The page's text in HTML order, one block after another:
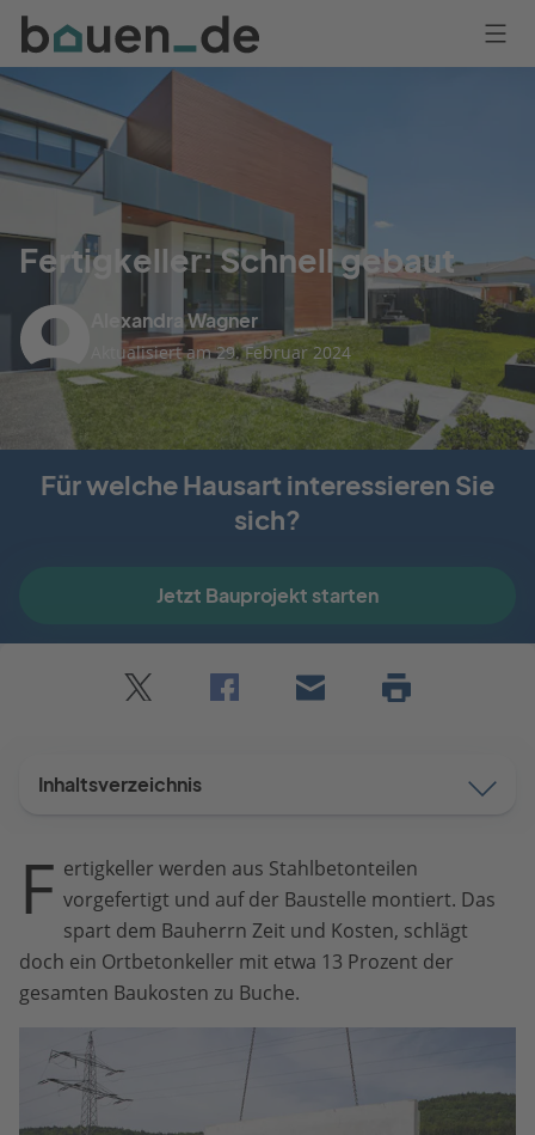
Bauen
Logo
Anmelden
Fertigkeller: Schnell gebaut
Alexandra Wagner
Aktualisiert am 29. Februar 2024
Für welche Hausart interessieren Sie
sich?
Jetzt Bauprojekt starten
Inhaltsverzeichnis
F ertigkeller werden aus Stahlbetonteilen
vorgefertigt und auf der Baustelle montiert. Das
spart dem Bauherrn Zeit und Kosten, schlägt
doch ein Ortbetonkeller mit etwa 13 Prozent der
gesamten Baukosten zu Buche.